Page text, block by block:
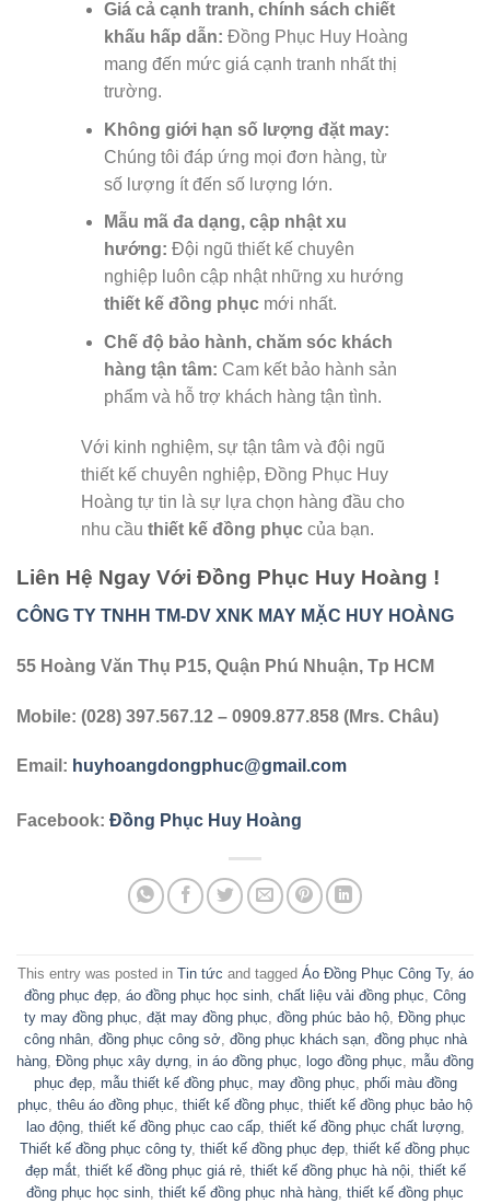
Giá cả cạnh tranh, chính sách chiết
khấu hấp dẫn: Đồng Phục Huy Hoàng
mang đến mức giá cạnh tranh nhất thị
trường.
Không giới hạn số lượng đặt may:
Chúng tôi đáp ứng mọi đơn hàng, từ
số lượng ít đến số lượng lớn.
Mẫu mã đa dạng, cập nhật xu
hướng: Đội ngũ thiết kế chuyên
nghiệp luôn cập nhật những xu hướng
thiết kế đồng phụcmới nhất.
Chế độ bảo hành, chăm sóc khách
hàng tận tâm: Cam kết bảo hành sản
phẩm và hỗ trợ khách hàng tận tình.
Với kinh nghiệm, sự tận tâm và đội ngũ
thiết kế chuyên nghiệp, Đồng Phục Huy
Hoàng tự tin là sự lựa chọn hàng đầu cho
nhu cầu thiết kế đồng phục của bạn.
Liên Hệ Ngay Với Đồng Phục Huy Hoàng !
CÔNG TY TNHH TM-DV XNK MAY MẶC HUY HOÀNG
55 Hoàng Văn Thụ P15, Quận Phú Nhuận, Tp HCM
Mobile: (028) 397.567.12 – 0909.877.858 (Mrs. Châu)
Email: huyhoangdongphuc@gmail.com
Facebook: Đồng Phục Huy Hoàng
This entry was posted in Tin tức and tagged Áo Đồng Phục Công Ty, áo
đồng phục đẹp áo đồng phục học sinh chất liệu vải đồng phục Công
ty may đồng phục đặt may đồng phục đồng phúc bảo hộ Đồng phục
công nhân, đồng phục công sở, đồng phục khách sạn, đồng phục nhà
hàng Đồng phục xây dựng in áo đồng phục logo đồng phục mẫu đồng
phục đẹp, mẫu thiết kế đồng phục may đồng phục phối màu đồng
phục thêu áo đồng phục thiết kế đồng phục thiết kế đồng phục bảo hộ
lao động, thiết kế đồng phục cao cấp, thiết kế đồng phục chất lượng,
Thiết kế đồng phục công ty, thiết kế đồng phục đẹp thiết kế đồng phục
đẹp mắt, thiết kế đồng phục giá rẻ, thiết kế đồng phục hà nội thiết kế
đồng phục học sinh thiết kế đồng phục nhà hàng thiết kế đồng phục